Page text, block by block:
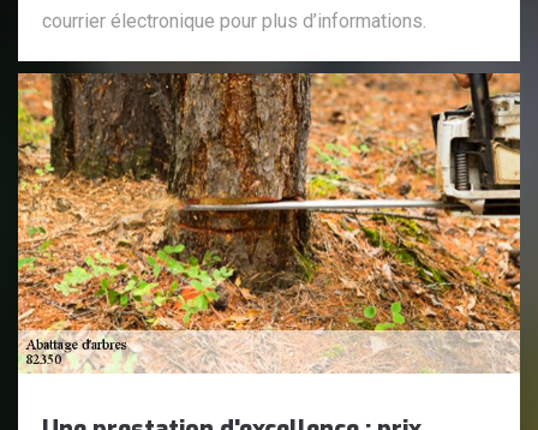
courrier électronique pour plus d’informations.